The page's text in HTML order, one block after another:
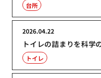
台所
トイレの詰まりを科学
2026.04.22
トイレ